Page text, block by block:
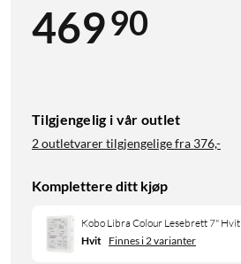
46990
Tilgjengelig i vår outlet
2 outletvarer tilgjengelige fra 376,-
Komplettere ditt kjøp
Kobo Libra Colour Lesebrett 7" Hvit
Hvit Finnes i 2 varianter